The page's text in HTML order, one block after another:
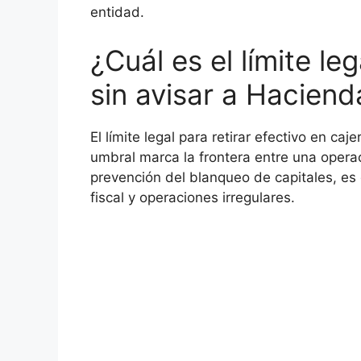
entidad.
¿Cuál es el límite
sin avisar a
El límite legal para retirar efectivo en
umbral marca la frontera entre una
prevención del blanqueo de capitales,
fiscal y operaciones irregulares.